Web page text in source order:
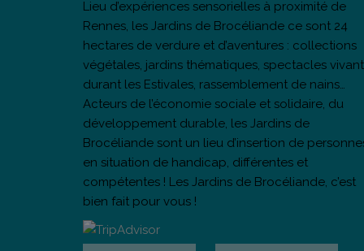
Lieu d’expériences sensorielles à proximité de
Rennes, les Jardins de Brocéliande ce sont 24
hectares de verdure et d’aventures : collections
végétales, jardins thématiques, spectacles
durant les Estivales, rassemblement de nains…
Acteurs de l’économie sociale et solidaire, du
développement durable, les Jardins de
Brocéliande sont un lieu d’insertion de
en situation de handicap, différentes et
compétentes ! Les Jardins de Brocéliande, c’est
bien fait pour vous !